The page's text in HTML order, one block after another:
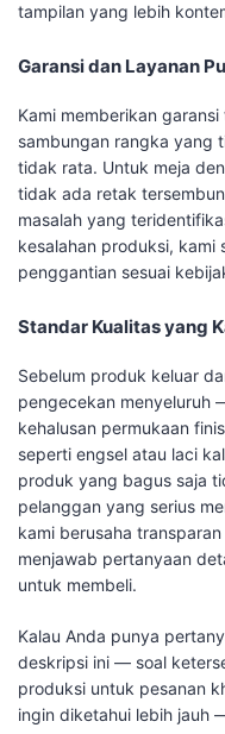
tampilan yang lebih
Garansi dan Layanan
Kami memberikan
sambungan rangka yang
tidak rata. Untuk meja
tidak ada retak
masalah yang
kesalahan produksi, kami
penggantian sesuai
Standar Kualitas yang
Sebelum produk keluar
pengecekan menyeluruh
kehalusan permukaan
seperti engsel atau laci
produk yang bagus saja
pelanggan yang serius
kami berusaha
menjawab pertanyaan
untuk membeli.
Kalau Anda punya
deskripsi ini — soal
produksi untuk pesanan
ingin diketahui lebih jauh